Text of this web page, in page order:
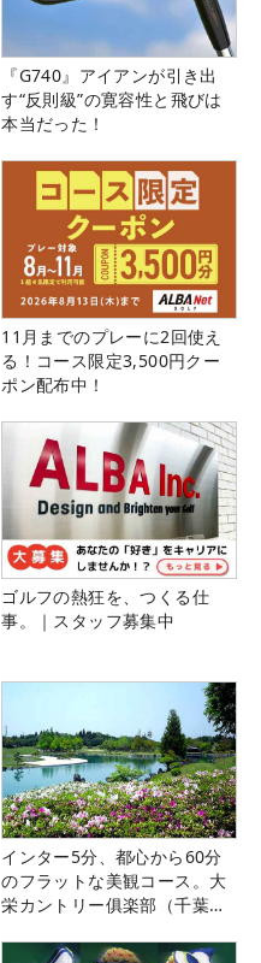
『G740』アイアンが引き出
す“反則級”の寛容性と飛びは
本当だった！
11月までのプレーに2回使え
る！コース限定3,500円クー
ポン配布中！
ゴルフの熱狂を、つくる仕
事。｜スタッフ募集中
インター5分、都心から60分
のフラットな美観コース。大
栄カントリー俱楽部（千葉